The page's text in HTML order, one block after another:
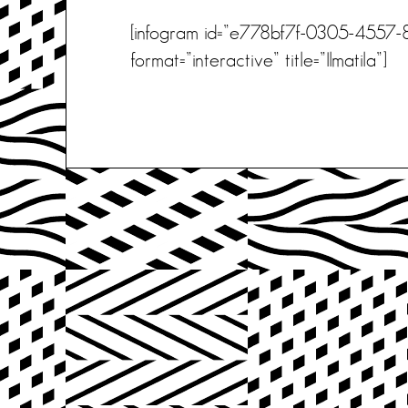
[infogram id=”e778bf7f-0305-4557-
format=”interactive” title=”Ilmatila”]